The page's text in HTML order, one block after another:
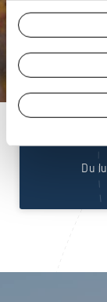
Construisez
Du